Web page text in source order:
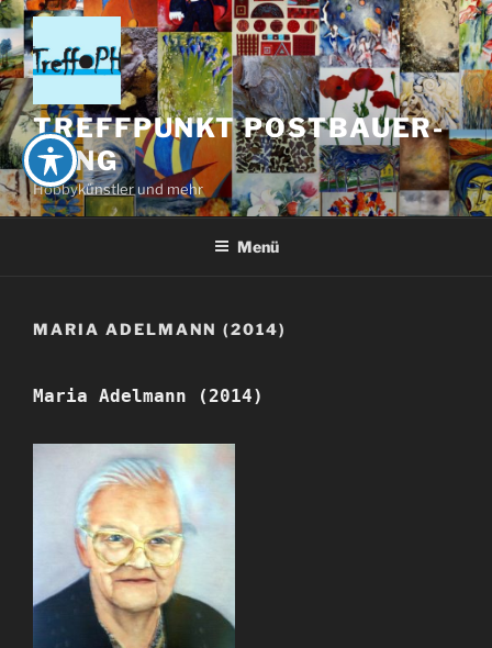
Zum
Inhalt
springen
TREFFPUNKT POSTBAUER-
HENG
Hobbykünstler und mehr
Menü
MARIA ADELMANN (2014)
Maria Adelmann (2014)